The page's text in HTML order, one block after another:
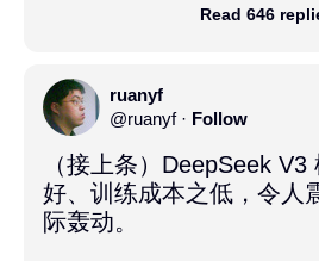
Read 646
ruanyf
@ruanyf · Follow
（接上条）DeepSeek V3
好、训练成本之低，令人
际轰动。